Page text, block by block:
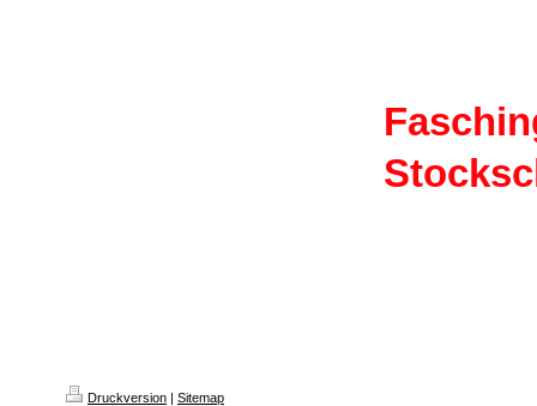
Druckversion | Sitemap